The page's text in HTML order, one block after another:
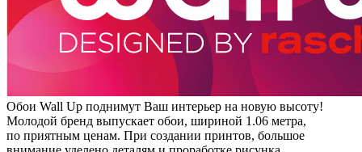
Обои Wall Up поднимут Ваш интерьер на новую высоту!
Молодой бренд выпускает обои, шириной 1.06 метра,
по приятным ценам. При создании принтов, большое